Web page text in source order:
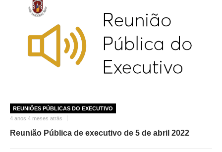
REUNIÕES PÚBLICAS DO EXECUTIVO
4 anos 4 meses atrás
Reunião Pública de executivo de 5 de abril 2022